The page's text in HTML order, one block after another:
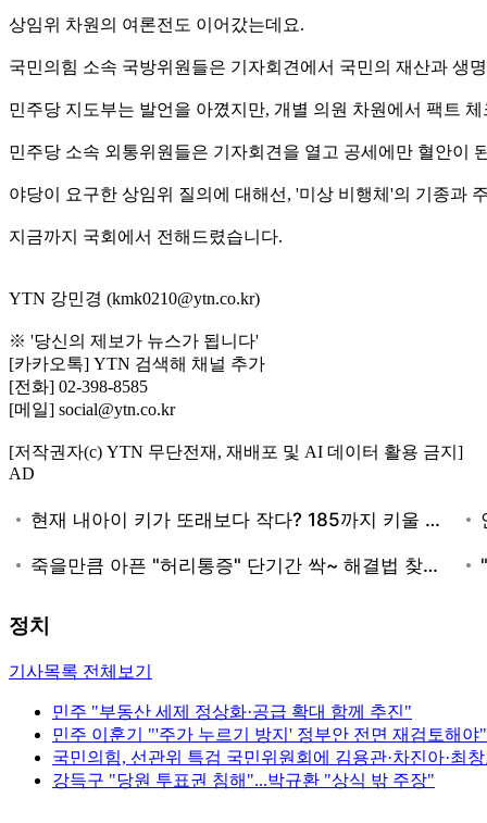
상임위 차원의 여론전도 이어갔는데요.
국민의힘 소속 국방위원들은 기자회견에서 국민의 재산과 생
민주당 지도부는 발언을 아꼈지만, 개별 의원 차원에서 팩트
민주당 소속 외통위원들은 기자회견을 열고 공세에만 혈안이
야당이 요구한 상임위 질의에 대해선, '미상 비행체'의 기종과
지금까지 국회에서 전해드렸습니다.
YTN 강민경 (kmk0210@ytn.co.kr)
※ '당신의 제보가 뉴스가 됩니다'
[카카오톡] YTN 검색해 채널 추가
[전화] 02-398-8585
[메일] social@ytn.co.kr
[저작권자(c) YTN 무단전재, 재배포 및 AI 데이터 활용 금지]
AD
정치
기사목록 전체보기
민주 "부동산 세제 정상화·공급 확대 함께 추진"
민주 이훈기 "'주가 누르기 방지' 정부안 전면 재검토해야"
국민의힘, 선관위 특검 국민위원회에 김용관·차진아·최
강득구 "당원 투표권 침해"...박규환 "상식 밖 주장"